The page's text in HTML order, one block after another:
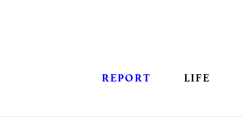
REPORT LIFE